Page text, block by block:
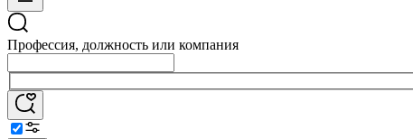
Профессия, должность или компания